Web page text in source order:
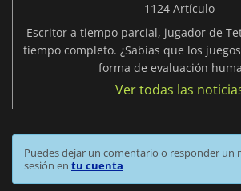
1124 Artículo
Escritor a tiempo parcial, jugador de
tiempo completo. ¿Sabías que los
forma de evaluación
Ver todas las
Puedes dejar un comentario o responder un
sesión en tu cuenta